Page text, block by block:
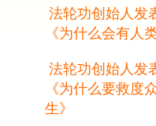
法轮功创始人发
《为什么会有人类
法轮功创始人发
《为什么要救度
生》